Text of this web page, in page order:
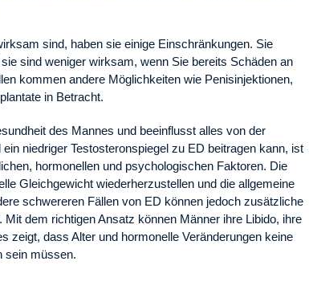
sind, haben sie einige Einschränkungen. Sie
sind weniger wirksam, wenn Sie bereits Schäden an
kommen andere Möglichkeiten wie Penisinjektionen,
in Betracht.
des Mannes und beeinflusst alles von der
niedriger Testosteronspiegel zu ED beitragen kann, ist
hormonellen und psychologischen Faktoren. Die
Gleichgewicht wiederherzustellen und die allgemeine
schwereren Fällen von ED können jedoch zusätzliche
dem richtigen Ansatz können Männer ihre Libido, ihre
zeigt, dass Alter und hormonelle Veränderungen keine
sein müssen.